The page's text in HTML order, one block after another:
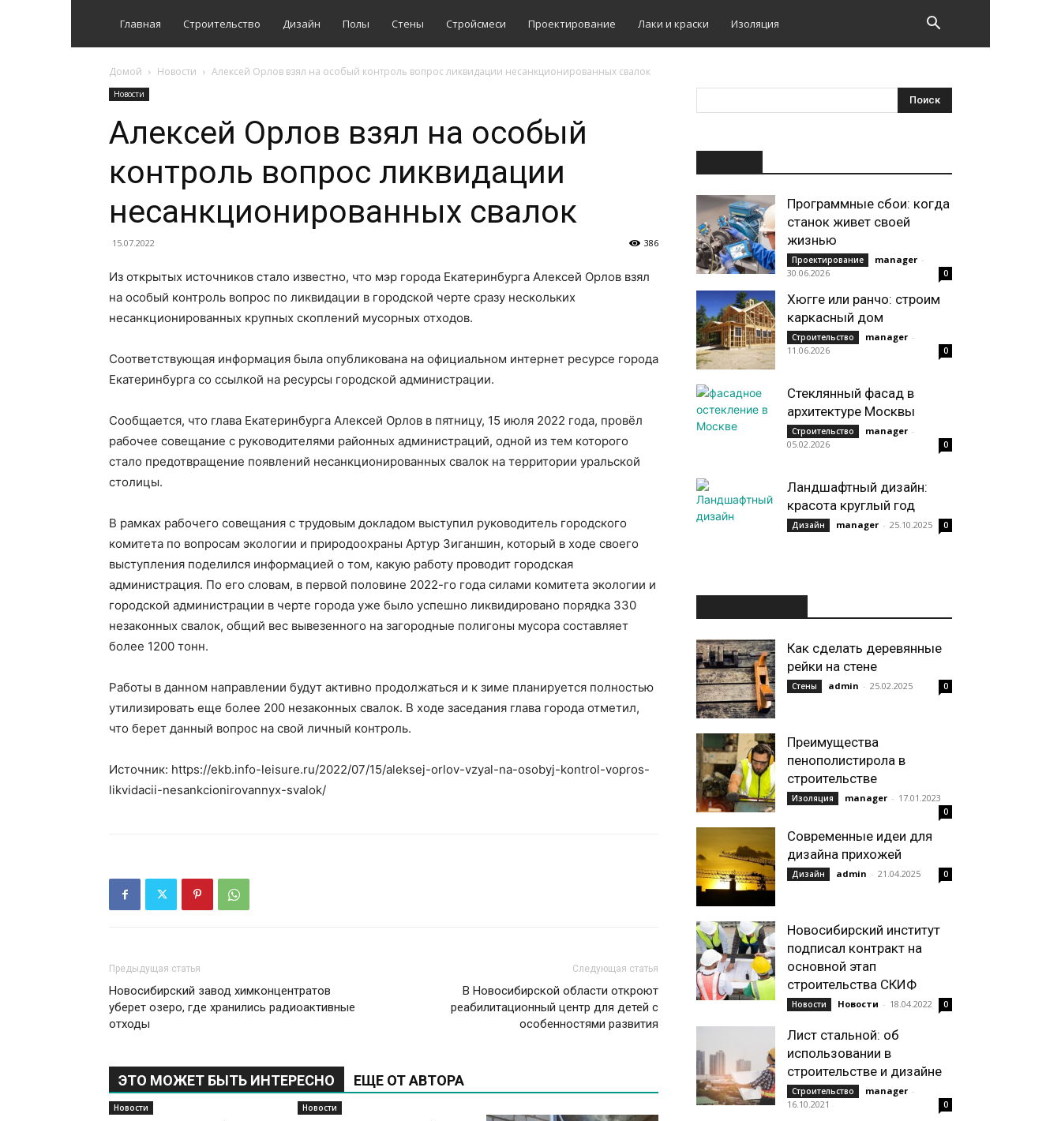
Главная Строительство Дизайн Полы Стены Стройсмеси Проектирование Лаки и краски Изоляция
Домой Новости Алексей Орлов взял на особый контроль вопрос ликвидации несанкционированных свалок
Новости
Алексей Орлов взял на особый
контроль вопрос ликвидации
несанкционированных свалок
15.07.2022 386
Из открытых источников стало известно, что мэр города Екатеринбурга Алексей Орлов взял
на особый контроль вопрос по ликвидации в городской черте сразу нескольких
несанкционированных крупных скоплений мусорных отходов.
Соответствующая информация была опубликована на официальном интернет ресурсе города
Екатеринбурга со ссылкой на ресурсы городской администрации.
Сообщается, что глава Екатеринбурга Алексей Орлов в пятницу, 15 июля 2022 года, провёл
рабочее совещание с руководителями районных администраций, одной из тем которого
стало предотвращение появлений несанкционированных свалок на территории уральской
столицы.
В рамках рабочего совещания с трудовым докладом выступил руководитель городского
комитета по вопросам экологии и природоохраны Артур Зиганшин, который в ходе своего
выступления поделился информацией о том, какую работу проводит городская
администрация. По его словам, в первой половине 2022-го года силами комитета экологии и
городской администрации в черте города уже было успешно ликвидировано порядка 330
незаконных свалок, общий вес вывезенного на загородные полигоны мусора составляет
более 1200 тонн.
Работы в данном направлении будут активно продолжаться и к зиме планируется полностью
утилизировать еще более 200 незаконных свалок. В ходе заседания глава города отметил,
что берет данный вопрос на свой личный контроль.
Источник: https://ekb.info-leisure.ru/2022/07/15/aleksej-orlov-vzyal-na-osobyj-kontrol-vopros-
likvidacii-nesankcionirovannyx-svalok/
Предыдущая статья
Новосибирский завод химконцентратов
уберет озеро, где хранились радиоактивные
отходы
Следующая статья
В Новосибирской области откроют
реабилитационный центр для детей с
особенностями развития
ЭТО МОЖЕТ БЫТЬ ИНТЕРЕСНО ЕЩЕ ОТ АВТОРА
Новости Новости
Программные сбои: когда
станок живет своей
жизнью
Проектирование manager -
30.06.2026
0
Хюгге или ранчо: строим
каркасный дом
Строительство manager -
11.06.2026
0
Стеклянный фасад в
архитектуре Москвы
Строительство manager -
05.02.2026
0
Ландшафтный дизайн:
красота круглый год
Дизайн manager - 25.10.2025 0
Как сделать деревянные
рейки на стене
Стены admin - 25.02.2025 0
Преимущества
пенополистирола в
строительстве
Изоляция manager - 17.01.2023
0
Современные идеи для
дизайна прихожей
Дизайн admin - 21.04.2025 0
Новосибирский институт
подписал контракт на
основной этап
строительства СКИФ
Новости Новости - 18.04.2022 0
Лист стальной: об
использовании в
строительстве и дизайне
Строительство manager -
16.10.2021
0